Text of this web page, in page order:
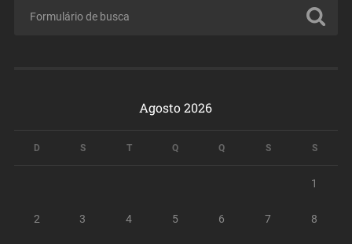
Agosto 2026
D S T Q Q S S
1
2 3 4 5 6 7 8